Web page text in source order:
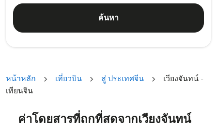
ค้นหา
หน้าหลัก เที่ยวบิน สู่ ประเทศจีน
เวียงจันทน์ -
เทียนจิน
ค่าโดยสารที่ถูกที่สุดจากเวียงจันทน์
ลองอัปเดตเส้นทางของคุณ (ต้นทางและ/หรือปลายทาง) หรื